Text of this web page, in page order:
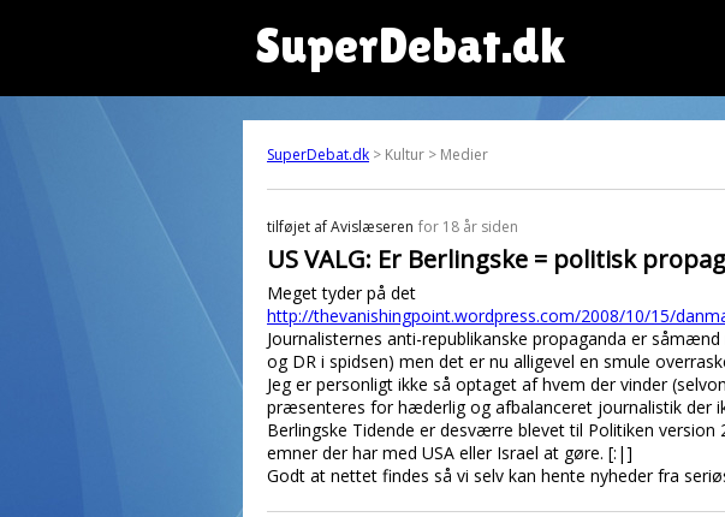
SuperDebat.dk
SuperDebat.dk > Kultur > Medier
tilføjet afAvislæseren for 18 år siden
US VALG: Er Berlingske = politisk
Meget tyder på det
http://thevanishingpoint.wordpress.com/2008/10/15/
Journalisternes anti-republikanske propaganda er
og DR i spidsen) men det er nu alligevel en smule
Jeg er personligt ikke så optaget af hvem der vinder
præsenteres for hæderlig og afbalanceret journalistik der
Berlingske Tidende er desværre blevet til Politiken
emner der har med USA eller Israel at gøre. [:|]
Godt at nettet findes så vi selv kan hente nyheder fra